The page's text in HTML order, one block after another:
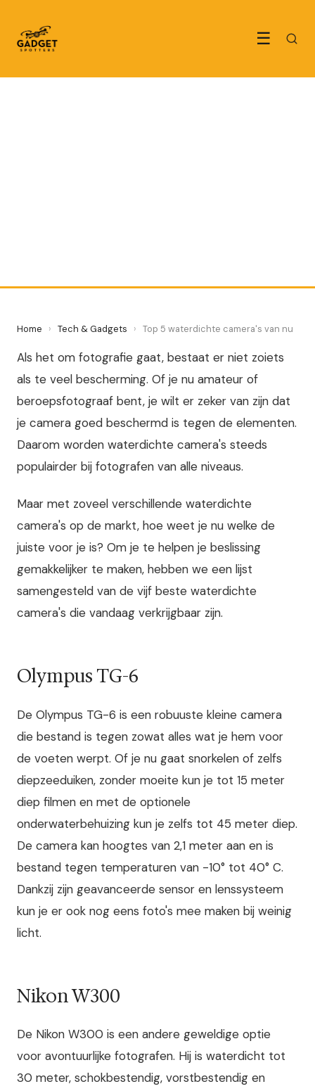
☰
Home › Tech & Gadgets › Top 5 waterdichte camera's van nu
Als het om fotografie gaat, bestaat er niet zoiets
als te veel bescherming. Of je nu amateur of
beroepsfotograaf bent, je wilt er zeker van zijn dat
je camera goed beschermd is tegen de elementen.
Daarom worden waterdichte camera's steeds
populairder bij fotografen van alle niveaus.
Maar met zoveel verschillende waterdichte
camera's op de markt, hoe weet je nu welke de
juiste voor je is? Om je te helpen je beslissing
gemakkelijker te maken, hebben we een lijst
samengesteld van de vijf beste waterdichte
camera's die vandaag verkrijgbaar zijn.
Olympus TG-6
De Olympus TG-6 is een robuuste kleine camera
die bestand is tegen zowat alles wat je hem voor
de voeten werpt. Of je nu gaat snorkelen of zelfs
diepzeeduiken, zonder moeite kun je tot 15 meter
diep filmen en met de optionele
onderwaterbehuizing kun je zelfs tot 45 meter diep.
De camera kan hoogtes van 2,1 meter aan en is
bestand tegen temperaturen van -10° tot 40° C.
Dankzij zijn geavanceerde sensor en lenssysteem
kun je er ook nog eens foto's mee maken bij weinig
licht.
Nikon W300
De Nikon W300 is een andere geweldige optie
voor avontuurlijke fotografen. Hij is waterdicht tot
30 meter, schokbestendig, vorstbestendig en